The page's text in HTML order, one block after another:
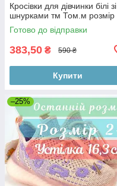
Кросівки для дівчинки білі зі
шнурками тм Том.м розмір
Готово до відправки
383,50 ₴ 590 ₴
Купити
–25%